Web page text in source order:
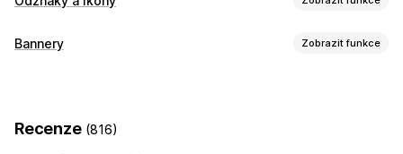
Typy ikon
Bannery Zobrazit funkce
Notifikace Stránka produktu
Recenze (816)